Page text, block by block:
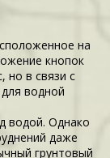
на
кнопок
но в связи с
водной
водой. Однако
даже
грунтовый